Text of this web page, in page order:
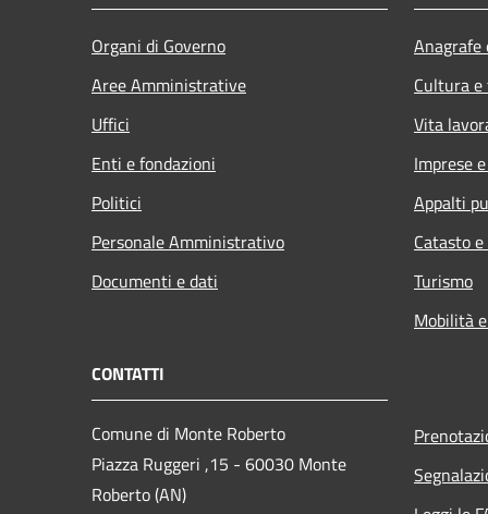
Organi di Governo
Aree Amministrative
Uffici
Enti e fondazioni
Politici
Personale Amministrativo
Documenti e dati
Cultura
Vita
Imprese
Appalti
Catasto
Turismo
Mobilità
CONTATTI
Comune di Monte Roberto
Piazza Ruggeri ,15 - 60030 Monte
Roberto (AN)